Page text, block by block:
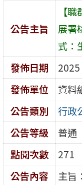
公告主旨
【
展署
式：
發佈日期
2025
發佈單位
資料
公告類別
行政
公告等級
普通
點閱次數
271
公告內容
主旨